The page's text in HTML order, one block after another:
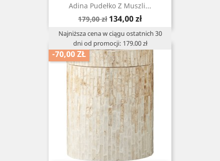
Adina Pudełko Z Muszli...
Cena
179,00 zł Cena
134,00 zł
Najniższa cena w ciągu ostatnich 30
dni od promocji: 179.00 zł
-70,00 ZŁ